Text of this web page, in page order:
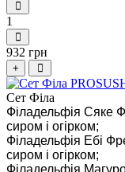
1
932 грн
+
Cет Фiла
Філадельфія Сяке
сиром і огірком;
Філадельфія Ебі
сиром і огірком;
Філадельфія